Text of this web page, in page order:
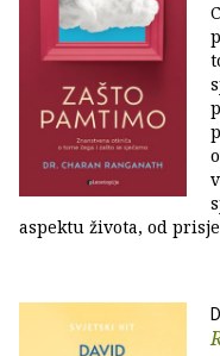
aspektu života, od